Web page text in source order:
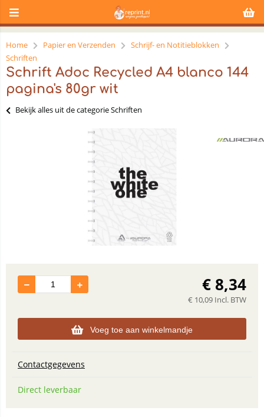
Home Papier en Verzenden
Schrijf- en Notitieblokken
Schriften
Schrift Adoc Recycled A4 blanco 144
pagina's 80gr wit
Bekijk alles uit de categorie Schriften
€ 8,34
€ 10,09 Incl. BTW
Voeg toe aan winkelmandje
Contactgegevens
Direct leverbaar